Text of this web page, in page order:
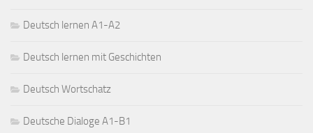
Deutsch lernen A1-A2
Deutsch lernen mit Geschichten
Deutsch Wortschatz
Deutsche Dialoge A1-B1